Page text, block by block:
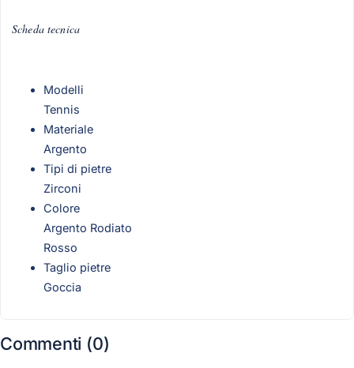
Scheda tecnica
Modelli
Tennis
Materiale
Argento
Tipi di pietre
Zirconi
Colore
Argento Rodiato
Rosso
Taglio pietre
Goccia
Commenti (0)